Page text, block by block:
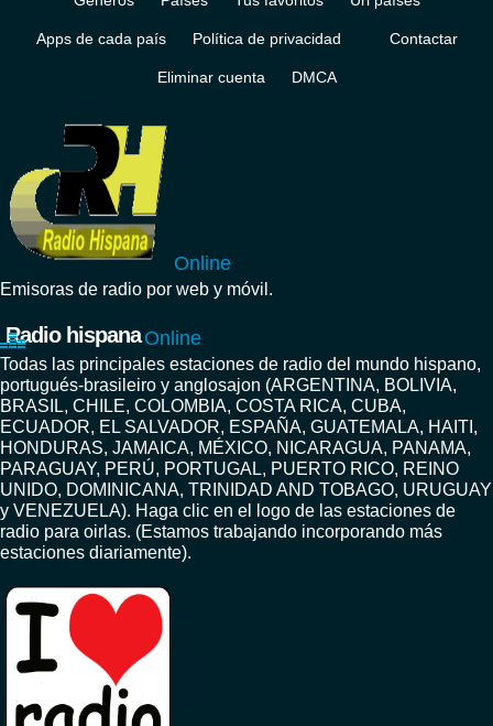
Apps de cada país Política de privacidad Contactar
Eliminar cuenta DMCA
Online
Emisoras de radio por web y móvil.
Radio hispana Online
Todas las principales estaciones de radio del mundo hispano,
portugués-brasileiro y anglosajon (ARGENTINA, BOLIVIA,
BRASIL, CHILE, COLOMBIA, COSTA RICA, CUBA,
ECUADOR, EL SALVADOR, ESPAÑA, GUATEMALA, HAITI,
HONDURAS, JAMAICA, MÉXICO, NICARAGUA, PANAMA,
PARAGUAY, PERÚ, PORTUGAL, PUERTO RICO, REINO
UNIDO, DOMINICANA, TRINIDAD AND TOBAGO, URUGUAY
y VENEZUELA). Haga clic en el logo de las estaciones de
radio para oirlas. (Estamos trabajando incorporando más
estaciones diariamente).